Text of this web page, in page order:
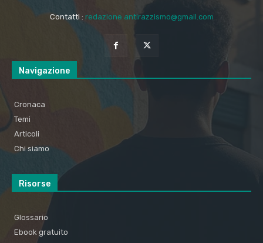
Contatti : redazione.antirazzismo@gmail.com
Navigazione
Cronaca
Temi
Articoli
Chi siamo
Risorse
Glossario
Ebook gratuito